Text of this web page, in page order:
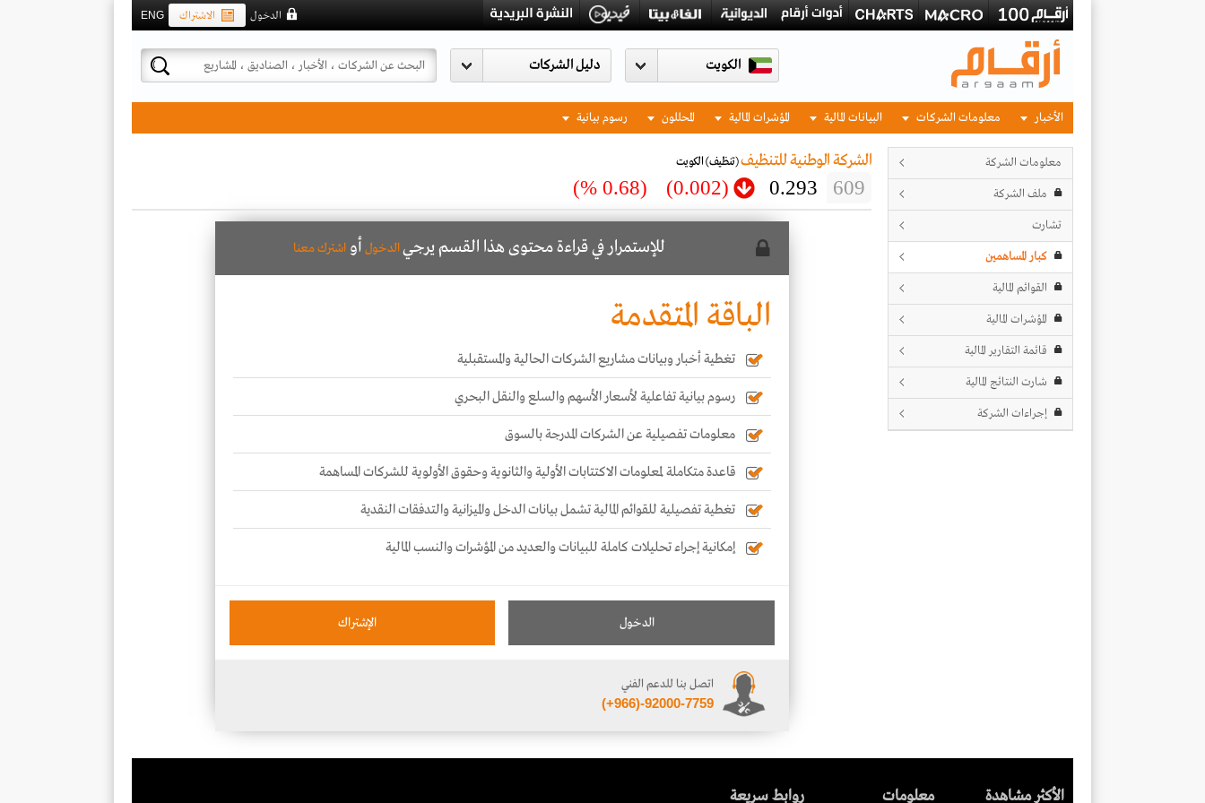
ENG الاشتراك الدخول
الكويت
الأخبار معلومات الشركات البيانات المالية المؤشرات المالية المحللون رسوم بيانية
معلومات الشركة
ملف الشركة
تشارت
كبار المساهمين
القوائم المالية
المؤشرات المالية
قائمة التقارير المالية
شارت النتائج المالية
إجراءات الشركة
الشركة الوطنية للتنظيف(تنظيف) الكويت
609
0.293
(0.002)
(0.68 %)
للإستمرار في قراءة محتوى هذا القسم يرجيالدخول أو اشترك معنا
الباقة المتقدمة
تغطية أخبار وبيانات مشاريع الشركات الحالية والمستقبلية
رسوم بيانية تفاعلية لأسعار الأسهم والسلع والنقل البحري
معلومات تفصيلية عن الشركات المدرجة بالسوق
قاعدة متكاملة لمعلومات الاكتتابات الأولية والثانوية وحقوق الأولوية للشركات المساهمة
تغطية تفصيلية للقوائم المالية تشمل بيانات الدخل والميزانية والتدفقات النقدية
إمكانية إجراء تحليلات كاملة للبيانات والعديد من المؤشرات والنسب المالية
الدخول الإشتراك
اتصل بنا للدعم الفني
(+966)-92000-7759
الأكثر مشاهدة معلومات روابط سريعة